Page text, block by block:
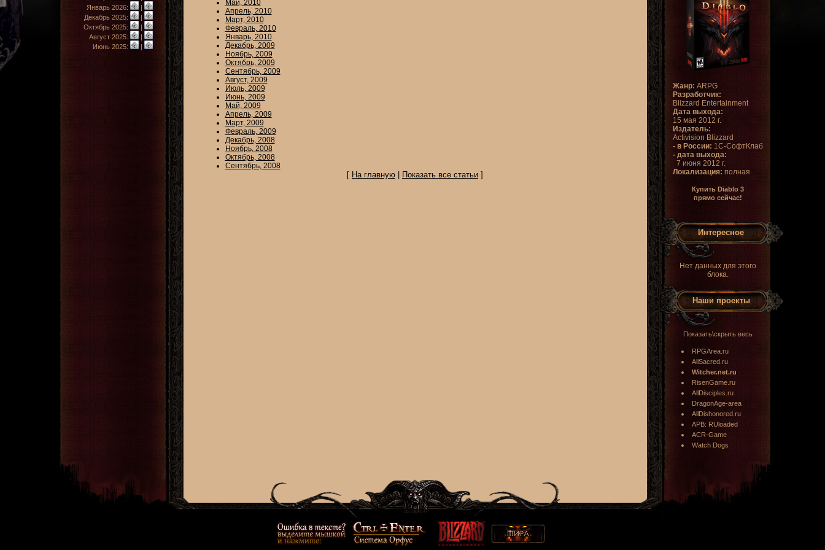
Январь 2026:
|
Декабрь 2025:
|
Октябрь 2025:
|
Август 2025:
|
Июнь 2025:
|
Май, 2010
Апрель, 2010
Март, 2010
Февраль, 2010
Январь, 2010
Декабрь, 2009
Ноябрь, 2009
Октябрь, 2009
Сентябрь, 2009
Август, 2009
Июль, 2009
Июнь, 2009
Май, 2009
Апрель, 2009
Март, 2009
Февраль, 2009
Декабрь, 2008
Ноябрь, 2008
Октябрь, 2008
Сентябрь, 2008
[ На главную Показать все статьи ]
Жанр: ARPG
Разработчик:
Blizzard Entertainment
Дата выхода:
15 мая 2012 г.
Издатель:
Activision Blizzard
- в России: 1С-СофтКлаб
- дата выхода:
7 июня 2012 г.
Локализация: полная
Купить Diablo 3
прямо сейчас!
Интересное
Нет данных для этого
блока.
Наши проекты
Показать\скрыть весь
RPGArea.ru
AllSacred.ru
Witcher.net.ru
RisenGame.ru
AllDisciples.ru
DragonAge-area
AllDishonored.ru
APB: RUloaded
ACR-Game
Watch Dogs